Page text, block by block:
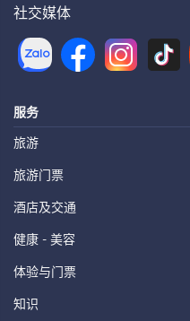
社交媒体
服务
旅游
旅游门票
酒店及交通
健康 - 美容
体验与门票
知识